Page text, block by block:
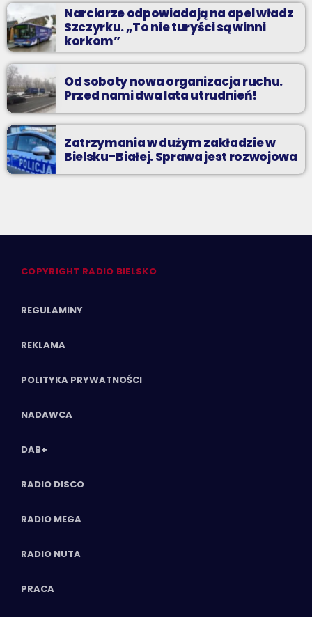
Narciarze odpowiadają na apel władz
Szczyrku. „To nie turyści są winni
korkom”
Od soboty nowa organizacja ruchu.
Przed nami dwa lata utrudnień!
Zatrzymania w dużym zakładzie w
Bielsku-Białej. Sprawa jest rozwojowa
COPYRIGHT RADIO BIELSKO
REGULAMINY
REKLAMA
POLITYKA PRYWATNOŚCI
NADAWCA
DAB+
RADIO DISCO
RADIO MEGA
RADIO NUTA
PRACA